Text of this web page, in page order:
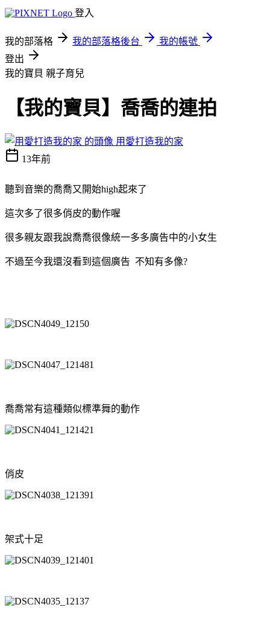
登入
我的部落格 我的部落格後台
我的帳號
登出
我的寶貝 親子育兒
【我的寶貝】喬喬的連拍
用愛打造我的家
13年前
聽到音樂的喬喬又開始high起來了
這次多了很多俏皮的動作喔
很多親友跟我說喬喬很像統一多多廣告中的小女生
不過至今我還沒看到這個廣告 不知有多像?
喬喬常有這種類似標準舞的動作
俏皮
架式十足